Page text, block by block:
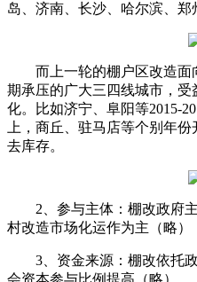
岛、济南、长沙、哈尔滨、郑
而上一轮的棚户区改造面
期承压的广大三四线城市，
化。比如济宁、阜阳等2015-
上，商丘、驻马店等个别年
去库存。
2、参与主体：棚改政府主
村改造市场化运作为主（略）
3、资金来源：棚改依托政
会资本参与比例提高（略）